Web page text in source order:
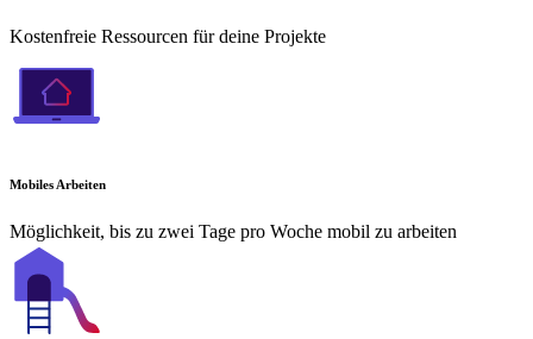
Kostenfreie Ressourcen für deine Projekte
Mobiles Arbeiten
Möglichkeit, bis zu zwei Tage pro Woche mobil zu arbeiten